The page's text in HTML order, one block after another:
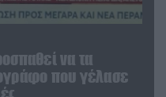
να τα
που γέλασε